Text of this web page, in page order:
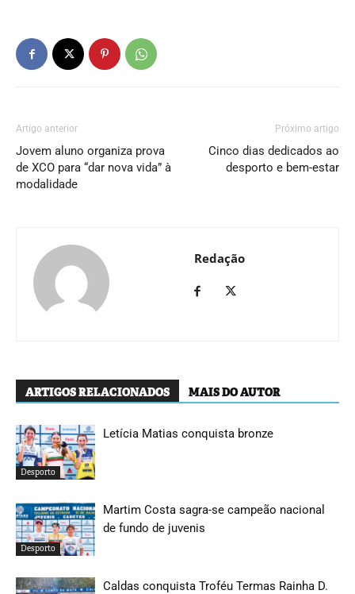
Artigo anterior
Jovem aluno organiza prova
de XCO para “dar nova vida” à
modalidade
Próximo artigo
Cinco dias dedicados ao
desporto e bem-estar
Redação
ARTIGOS RELACIONADOS MAIS DO AUTOR
Desporto
Letícia Matias conquista bronze
Desporto
Martim Costa sagra-se campeão nacional
de fundo de juvenis
Caldas conquista Troféu Termas Rainha D.